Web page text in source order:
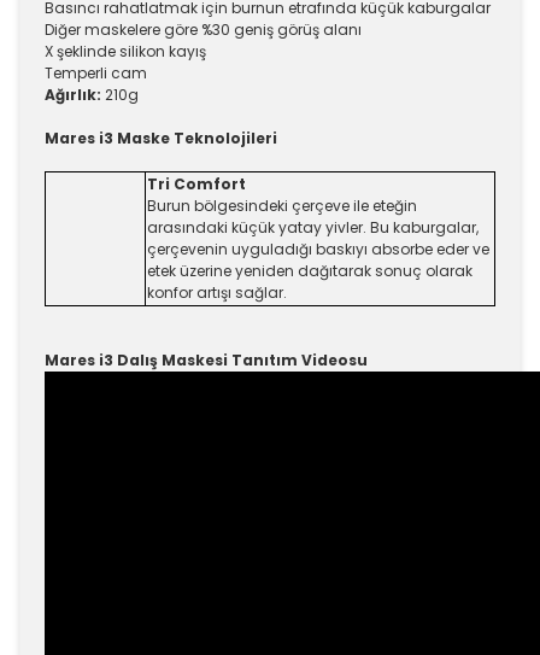
Basıncı rahatlatmak için burnun etrafında küçük kaburgalar
Diğer maskelere göre %30 geniş görüş alanı
X şeklinde silikon kayış
Temperli cam
Ağırlık: 210g
Mares i3 Maske Teknolojileri
Tri Comfort
Burun bölgesindeki çerçeve ile eteğin
arasındaki küçük yatay yivler. Bu kaburgalar,
çerçevenin uyguladığı baskıyı absorbe eder ve
etek üzerine yeniden dağıtarak sonuç olarak
konfor artışı sağlar.
Mares i3 Dalış Maskesi Tanıtım Videosu